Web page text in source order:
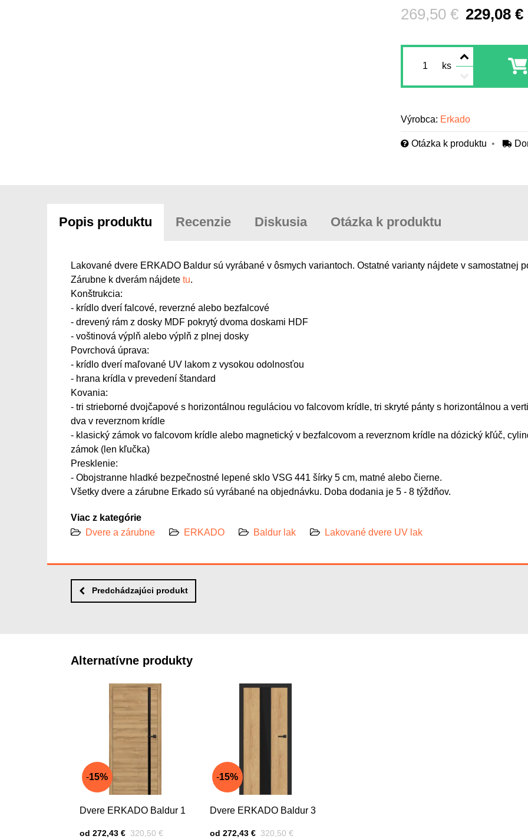
229,08 €
Pred zľavou:
269,50 €
ks
Výrobca: Erkado
Otázka k produktu
Popis produktu Recenzie Diskusia Otázka k produktu
Lakované dvere ERKADO Baldur sú vyrábané v ôsmych variantoch. Ostatné varianty nájdete v samostatnej
Zárubne k dverám nájdete tu.
Konštrukcia:
- krídlo dverí falcové, reverzné alebo bezfalcové
- drevený rám z dosky MDF pokrytý dvoma doskami HDF
- voštinová výplň alebo výplň z plnej dosky
Povrchová úprava:
- krídlo dverí maľované UV lakom z vysokou odolnosťou
- hrana krídla v prevedení štandard
Kovania:
- tri strieborné dvojčapové s horizontálnou reguláciou vo falcovom krídle, tri skryté pánty s horizontálnou a
dva v reverznom krídle
- klasický zámok vo falcovom krídle alebo magnetický v bezfalcovom a reverznom krídle na dózický kľúč,
zámok (len kľučka)
Presklenie:
- Obojstranne hladké bezpečnostné lepené sklo VSG 441 šírky 5 cm, matné alebo čierne.
Všetky dvere a zárubne Erkado sú vyrábané na objednávku. Doba dodania je 5 - 8 týždňov.
Viac z kategórie
Dvere a zárubne
ERKADO Baldur lak Lakované dvere UV lak
Predchádzajúci produkt
Alternatívne produkty
Dvere ERKADO Baldur 1
Cena s DPH
od 272,43 € Pred zľavou:
320,50 €
15%
Dvere ERKADO Baldur 3
Cena s DPH
od 272,43 € Pred zľavou:
320,50 €
15%